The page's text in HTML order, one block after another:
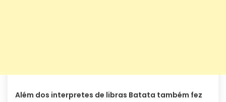
Além dos interpretes de libras Batata também fez